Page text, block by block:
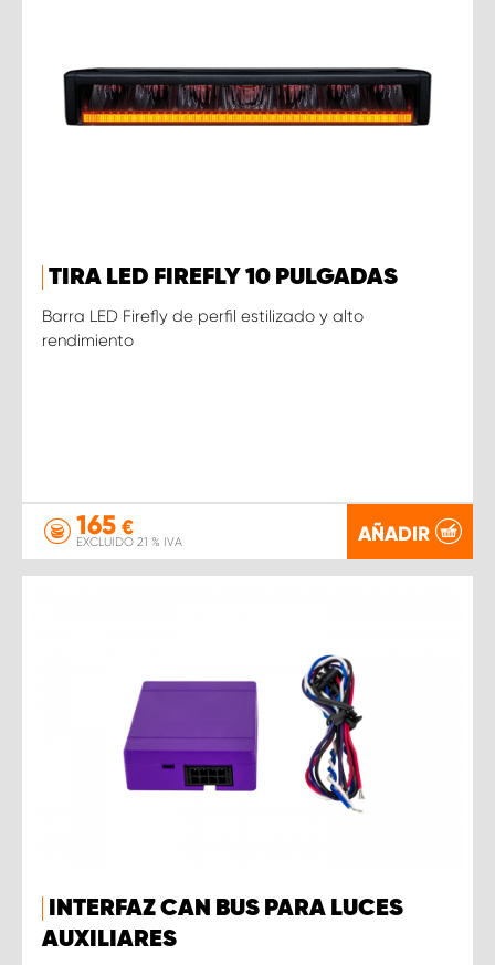
TIRA LED FIREFLY 10 PULGADAS
Barra LED Firefly de perfil estilizado y alto
rendimiento
165 €
EXCLUIDO 21 % IVA AÑADIR
INTERFAZ CAN BUS PARA LUCES
AUXILIARES